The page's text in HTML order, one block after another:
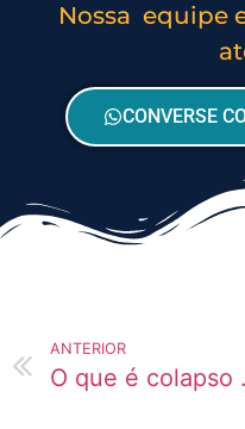
Nossa equipe
CONVERSE
ANTERIOR
O que